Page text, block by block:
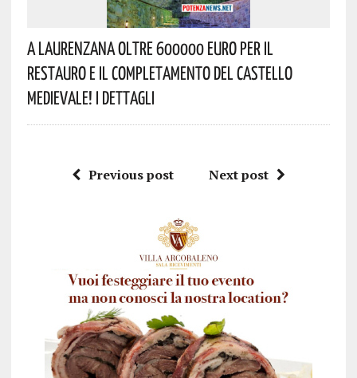
A Laurenzana Oltre 600000 Euro Per Il
Restauro E Il Completamento Del Castello
Medievale! I Dettagli
Previous post Next post